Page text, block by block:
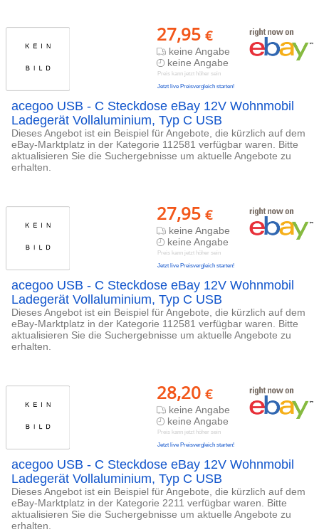
27,95 €
keine Angabe
keine Angabe
Preis kann jetzt höher sein
Jetzt live Preisvergleich starten!
acegoo USB - C Steckdose eBay 12V Wohnmobil
Ladegerät Vollaluminium, Typ C USB
Dieses Angebot ist ein Beispiel für Angebote, die kürzlich auf dem
eBay-Marktplatz in der Kategorie 112581 verfügbar waren. Bitte
aktualisieren Sie die Suchergebnisse um aktuelle Angebote zu
erhalten.
27,95 €
keine Angabe
keine Angabe
Preis kann jetzt höher sein
Jetzt live Preisvergleich starten!
acegoo USB - C Steckdose eBay 12V Wohnmobil
Ladegerät Vollaluminium, Typ C USB
Dieses Angebot ist ein Beispiel für Angebote, die kürzlich auf dem
eBay-Marktplatz in der Kategorie 112581 verfügbar waren. Bitte
aktualisieren Sie die Suchergebnisse um aktuelle Angebote zu
erhalten.
28,20 €
keine Angabe
keine Angabe
Preis kann jetzt höher sein
Jetzt live Preisvergleich starten!
acegoo USB - C Steckdose eBay 12V Wohnmobil
Ladegerät Vollaluminium, Typ C USB
Dieses Angebot ist ein Beispiel für Angebote, die kürzlich auf dem
eBay-Marktplatz in der Kategorie 2211 verfügbar waren. Bitte
aktualisieren Sie die Suchergebnisse um aktuelle Angebote zu
erhalten.